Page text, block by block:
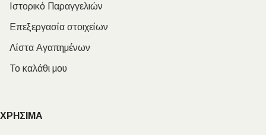
Ιστορικό Παραγγελιών
Επεξεργασία στοιχείων
Λίστα Αγαπημένων
Το καλάθι μου
ΧΡΗΣΙΜΑ